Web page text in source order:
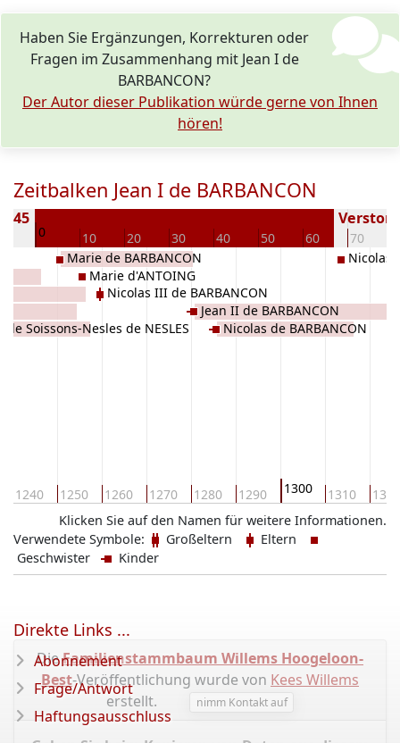
Haben Sie Ergänzungen, Korrekturen oder
Fragen im Zusammenhang mit Jean I de
BARBANCON?
Der Autor dieser Publikation würde gerne von Ihnen
hören!
Zeitbalken Jean I de BARBANCON
0 10 20 30 40 50 60 70
1240 1250 1260 1270 1280 1290 1300 1310 1320
de Soissons-Nesles de NESLES
Marie de BARBANCON
Marie d'ANTOING
Nicolas III de BARBANCON
Jean II de BARBANCON
Nicolas de BARBANCON
Nicolas
Klicken Sie auf den Namen für weitere Informationen.
Verwendete Symbole:
Großeltern
Eltern
Geschwister
Kinder
DieFamilienstammbaum Willems Hoogeloon-
Best-Veröffentlichung wurde von Kees Willems
erstellt.
nimm Kontakt auf
Direkte Links ...
Abonnement
Frage/Antwort
Haftungsausschluss